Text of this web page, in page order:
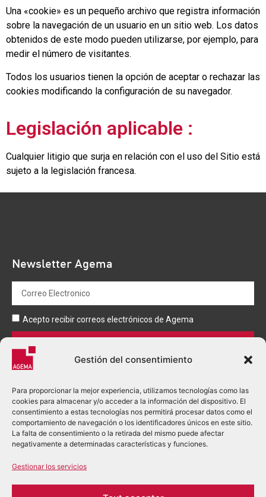
Gestión del consentimiento
Para proporcionar la mejor experiencia, utilizamos tecnologías como las
cookies para almacenar y/o acceder a la información del dispositivo. El
consentimiento a estas tecnologías nos permitirá procesar datos como el
comportamiento de navegación o los identificadores únicos en este sitio.
La falta de consentimiento o la retirada del mismo puede afectar
negativamente a determinadas características y funciones.
Gestionar los servicios
Una «cookie» es un pequeño archivo que registra información
sobre la navegación de un usuario en un sitio web. Los datos
obtenidos de este modo pueden utilizarse, por ejemplo, para
medir el número de visitantes.
Todos los usuarios tienen la opción de aceptar o rechazar las
cookies modificando la configuración de su navegador.
Legislación aplicable :
Cualquier litigio que surja en relación con el uso del Sitio está
sujeto a la legislación francesa.
Newsletter Agema
Acepto recibir correos electrónicos de Agema
+33 (0)5 53 03 80 00